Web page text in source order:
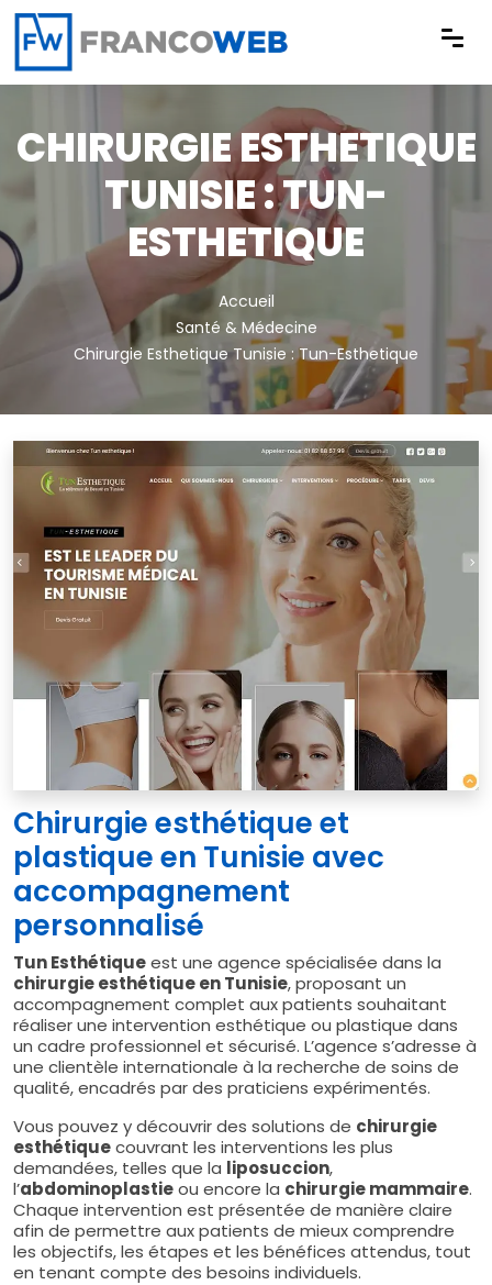
Panneau de gestion des cookies
CHIRURGIE ESTHETIQUE
TUNISIE : TUN-
ESTHETIQUE
Accueil
Santé & Médecine
Chirurgie Esthetique Tunisie : Tun-Esthetique
Chirurgie esthétique et
plastique en Tunisie avec
accompagnement
personnalisé
Tun Esthétiqueest une agence spécialisée dans la
chirurgie esthétique en Tunisie, proposant un
accompagnement complet aux patients souhaitant
réaliser une intervention esthétique ou plastique dans
un cadre professionnel et sécurisé. L’agence s’adresse à
une clientèle internationale à la recherche de soins de
qualité, encadrés par des praticiens expérimentés.
Vous pouvez y découvrir des solutions de chirurgie
esthétiquecouvrant les interventions les plus
demandées, telles que la liposuccion,
l’abdominoplastieou encore la chirurgie mammaire.
Chaque intervention est présentée de manière claire
afin de permettre aux patients de mieux comprendre
les objectifs, les étapes et les bénéfices attendus, tout
en tenant compte des besoins individuels.